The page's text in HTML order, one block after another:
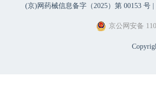
(京)网药械信息备字（2025）第 00153 号 |
京公网安备